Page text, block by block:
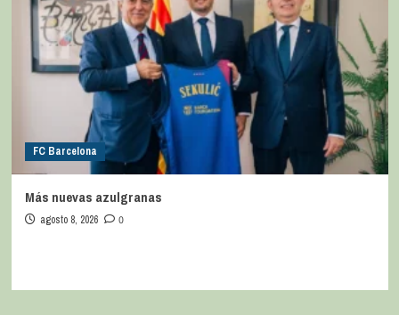
FC Barcelona
Más nuevas azulgranas
agosto 8, 2026 0